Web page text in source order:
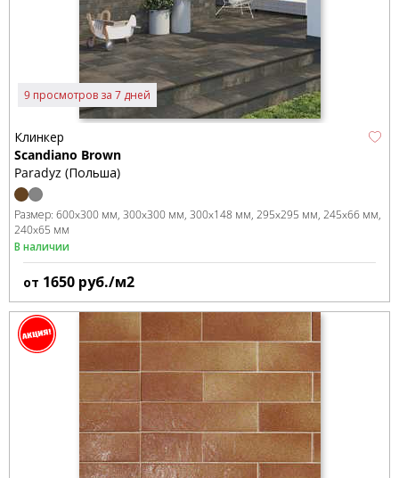
9 просмотров за 7 дней
Клинкер
Scandiano Brown
Paradyz (Польша)
Размер: 600x300 мм 300x300 мм 300x148 мм 295x295 мм 245x66 мм
240x65 мм
В наличии
от 1650 руб./м2